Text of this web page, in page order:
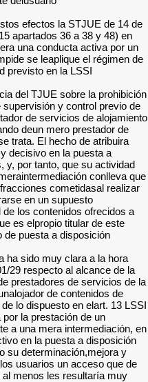
Especialmente
junio de2017
relación con lo que
prestador de
exclusión de
Por otra parte, la
deimponer una
contenidos por
tan solo resulta
servicios de
PC- IRUDIA un
disposición de
no se corresponde
su responsabilidad
tal actividad no
desconocimiento
través de GOEAR,
servicio quien
La jurisprudencia
deinterpretar la
responsabilidad
sociedad de la
terceros asumirá,
, una
serviciopropio que
tanto desempeñe
de los contenidos,
presentación, y
otro modono sería